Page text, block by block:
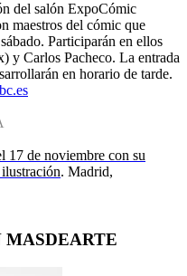
del salón ExpoCómic
maestros del cómic que
Participarán en ellos
y Carlos Pacheco. La entrada
en horario de tarde.
17 de noviembre con su
. Madrid,
MASDEARTE